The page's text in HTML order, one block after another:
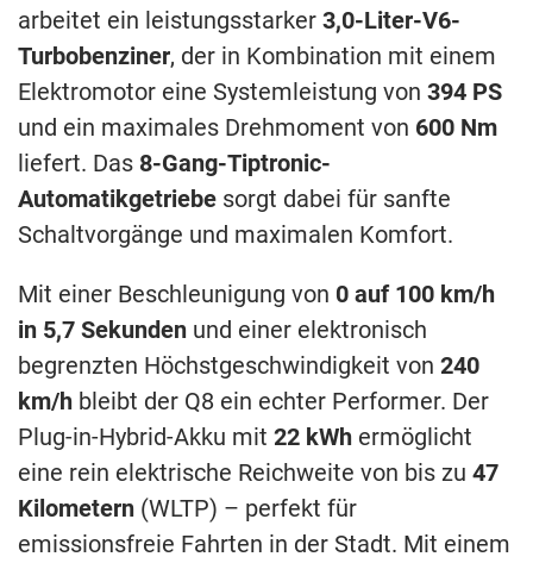
arbeitet ein leistungsstarker 3,0-Liter-V6-
Turbobenziner, der in Kombination mit einem
Elektromotor eine Systemleistung von 394 PS
und ein maximales Drehmoment von 600 Nm
liefert. Das 8-Gang-Tiptronic-
Automatikgetriebe sorgt dabei für sanfte
Schaltvorgänge und maximalen Komfort.
Mit einer Beschleunigung von 0 auf 100 km/h
in 5,7 Sekunden und einer elektronisch
begrenzten Höchstgeschwindigkeit von 240
km/h bleibt der Q8 ein echter Performer. Der
Plug-in-Hybrid-Akku mit 22 kWh ermöglicht
eine rein elektrische Reichweite von bis zu 47
Kilometern (WLTP) – perfekt für
emissionsfreie Fahrten in der Stadt. Mit einem